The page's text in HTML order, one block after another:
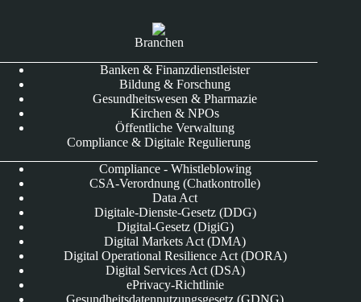
Branchen
Banken & Finanzdienstleister
Bildung & Forschung
Gesundheitswesen & Pharmazie
Kirchen & NPOs
Öffentliche Verwaltung
Compliance & Digitale Regulierung
Compliance - Whistleblowing
CSA-Verordnung (Chatkontrolle)
Data Act
Digitale-Dienste-Gesetz (DDG)
Digital-Gesetz (DigiG)
Digital Markets Act (DMA)
Digital Operational Resilience Act (DORA)
Digital Services Act (DSA)
ePrivacy-Richtlinie